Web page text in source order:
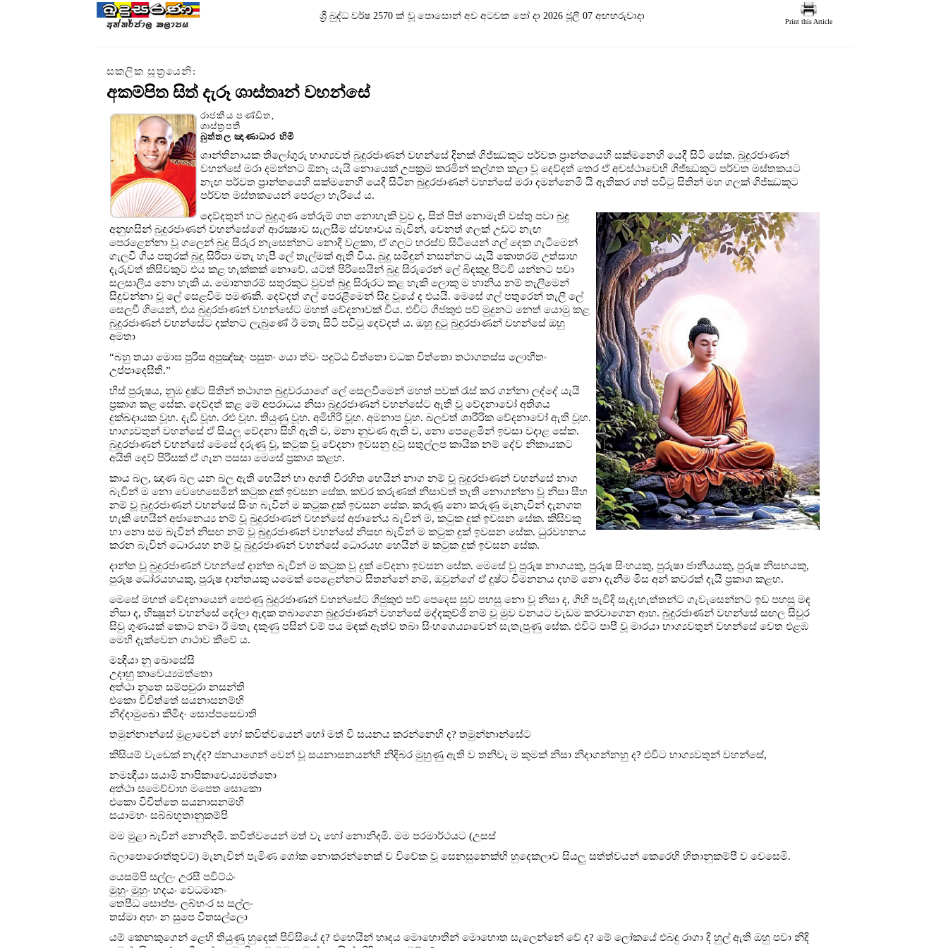
ශ්‍රී බුද්ධ වර්ෂ 2570 ක් වූ පොසොන් අව අටවක පෝ දා 2026 ජූලි 07 අඟහරුවාදා
Print this Article
සකලික සූත්‍රයෙනි:
අකම්පිත සිත් දැරූ ශාස්තෘන් වහන්සේ
රාජකීය පණ්ඩිත,
ශාස්ත්‍රපති
බුත්තල ඤාණාධාර හිමි
ශාන්තිනායක තිලෝගුරු භාග්‍යවත් බුදුරජාණන් වහන්සේ දිනක් ගිජ්ඣකූට පර්වත ප්‍රාන්තයෙහි සක්මනෙහි යෙදී සිටි සේක. බුදුරජාණන්
වහන්සේ මරා දමන්නට ඕනෑ යැයි නොයෙක් උපක්‍රම කරමින් කල්ගත කළා වූ දෙව්දත් තෙර ඒ අවස්ථාවෙහි ගිජ්ඣකූට පර්වත මස්තකයට
නැඟ පර්වත ප්‍රාන්තයෙහි සක්මනෙහි යෙදී සිටින බුදුරජාණන් වහන්සේ මරා දමන්නෙමි යි ඇතිකර ගත් පවිටු සිතින් මහ ගලක් ගිජ්ඣකූට
පර්වත මස්තකයෙන් පෙරළා හැරියේ ය.
දෙව්දතුන් හට බුදුගුණ තේරුම් ගත නොහැකි වුව ද, සිත් පිත් නොමැති වස්තු පවා බුදු
අනුහසින් බුදුරජාණන් වහන්සේගේ ආරක්‍ෂාව සැලසීම ස්වභාවය බැවින්, වෙනත් ගලක් උඩට නැඟ
පෙරළෙන්නා වූ ගලෙන් බුදු සිරුර නැසෙන්නට නොදී වළකා, ඒ ගලට හරස්ව සිටියෙන් ගල් දෙක ගැටීමෙන්
ගැලවී ගිය පතුරක් බුදු සිරිපා මතැ හැපී ලේ තැල්මක් ඇති විය. බුදු සමිඳුන් නසන්නට යැයි කොතරම් උත්සාහ
දැරුවත් කිසිවකුට එය කළ හැක්කක් නොවේ. යටත් පිරිසෙයින් බුදු සිරුරෙන් ලේ බිඳකුදු පිටවී යන්නට පවා
සලසාලිය නො හැකි ය. මොනතරම් සතුරකුට වුවත් බුදු සිරුරට කළ හැකි ලොකු ම හානිය නම් තැලීමෙන්
සිදුවන්නා වූ ලේ සෙළවීම පමණකි. දෙව්දත් ගල් පෙරළීමෙන් සිදු වූයේ ද එයයි. මෙසේ ගල් පතුරෙන් තැලී ලේ
සෙලවී ගියෙන්, එය බුදුරජාණන් වහන්සේට මහත් වේදනාවක් විය. එවිට ගිජකුළු පව් මුදුනට නෙත් යොමු කළ
බුදුරජාණන් වහන්සේට දක්නට ලැබුණේ ඊ මතැ සිටි පවිටු දෙව්දත් ය. ඔහු දුටු බුදුරජාණන් වහන්සේ ඔහු
අමතා
“බහු තයා මොඝ පුරිස අපුඤ්ඤං පසුතං යො ත්‍වං පදුට්ඨ චිත්තො වධක චිත්තො තථාගතස්ස ලොහීතං
උප්පාදෙසීති.”
හිස් පුරුෂය, නුඹ දුෂ්ට සිතින් තථාගත බුදුවරයාගේ ලේ සෙලවීමෙන් මහත් පවක් රැස් කර ගන්නා ලද්දේ යැයි
ප්‍රකාශ කළ සේක. දෙව්දත් කළ මේ අපරාධය නිසා බුදුරජාණන් වහන්සේට ඇති වූ වේදනාවෝ අතිශය
දුක්ඛදායක වූහ. දැඩි වූහ. රළු වූහ. තියුණු වූහ. අමිහිරි වූහ. අමනාප වූහ. බලවත් ශාරීරික වේදනාවෝ ඇති වූහ.
භාග්‍යවතුන් වහන්සේ ඒ සියලු වේදනා සිහි ඇති ව, මනා නුවණ ඇති ව, නො පෙළෙමින් ඉවසා වදාළ සේක.
බුදුරජාණන් වහන්සේ මෙසේ දරුණු වූ, කටුක වූ වේදනා ඉවසනු දුටු සතුල්ලප කායික නම් දේව නිකායකට
අයිති දෙව් පිරිසක් ඒ ගැන පසසා මෙසේ ප්‍රකාශ කළහ.
කාය බල, ඤාණ බල යන බල ඇති හෙයින් හා අගති විරහිත හෙයින් නාග නම් වූ බුදුරජාණන් වහන්සේ නාග
බැවින් ම නො වෙහෙසෙමින් කටුක දුක් ඉවසන සේක. කවර කරුණක් නිසාවත් තැති නොගන්නා වූ නිසා සීහ
නම් වූ බුදුරජාණන් වහන්සේ සිංහ බැවින් ම කටුක දුක් ඉවසන සේක. කරුණු නො කරුණු මැනැවින් දැනගත
හැකි හෙයින් අජානෙය්‍ය නම් වූ බුදුරජාණන් වහන්සේ අජානේය බැවින් ම, කටුක දුක් ඉවසන සේක. කිසිවකු
හා නො සම බැවින් නිසඟ නම් වූ බුදුරජාණන් වහන්සේ නිසඟ බැවින් ම කටුක දුක් ඉවසන සේක. ධුරවහනය
කරන බැවින් ධොරයහ නම් වූ බුදුරජාණන් වහන්සේ ධොරයහ හෙයින් ම කටුක දුක් ඉවසන සේක.
දාන්ත වූ බුදුරජාණන් වහන්සේ දාන්ත බැවින් ම කටුක වූ දුක් වේදනා ඉවසන සේක. මෙසේ වූ පුරුෂ නාගයකු, පුරුෂ සිංහයකු, පුරුෂා ජානීයයකු, පුරුෂ නිසභයකු,
පුරුෂ ධෝරයහයකු, පුරුෂ දාන්තයකු යමෙක් පෙළෙන්නට සිතන්නේ නම්, ඔවුන්ගේ ඒ දුෂ්ට විමනනය දහම් නො දැනීම මිස අන් කවරක් දැයි ප්‍රකාශ කළහ.
මෙසේ මහත් වේදනායෙන් පෙළුණු බුදුරජාණන් වහන්සේට ගිජුකුළු පව් පෙදෙස සුව පහසු නො වූ නිසා ද, ගිහි පැවිදි සැදැහැත්තන්ට ගැවැසෙන්නට ඉඩ පහසු මඳ
නිසා ද, භික්‍ෂූන් වහන්සේ දෝලා ඇඳක තබාගෙන බුදුරජාණන් වහන්සේ මද්දකුච්ඡි නම් වූ මුව වනයට වැඩම කරවාගෙන ආහ. බුදුරජාණන් වහන්සේ සඟල සිවුර
සිවු ගුණයක් කොට නමා ඊ මතැ දකුණු පසින් වම් පය මඳක් ඈත්ව තබා සිංහශෙය්‍යාවෙන් සැතැපුණු සේක. එවිට පාපී වූ මාරයා භාග්‍යවතුන් වහන්සේ වෙත එළඹ
මෙහි දැක්වෙන ගාථාව කීවේ ය.
මන්‍දියා නු ඛොසේසි
උදාහු කාවෙය්‍යමත්තො
අත්‍ථා නුතෙ සම්පචුරා නසන්ති
එකො විචිත්තේ සයනාසනම්හි
නිද්දාමුඛො කිමිදං සොප්පසෙචාති
තමුන්නාන්සේ මුළාවෙන් හෝ කවිත්‍වයෙන් හෝ මත් වී සයනය කරන්නෙහි ද? තමුන්නාන්සේට
කිසියම් වැඩෙක් නැද්ද? ජනයාගෙන් වෙන් වූ සයනාසනයන්හි නිදිබර මුහුණු ඇති ව තනිවැ ම කුමක් නිසා නිදාගන්නහු ද? එවිට භාග්‍යවතුන් වහන්සේ,
නමන්‍දියා සයාමි නාපිකාචෙය්‍යමත්තො
අත්‍ථා සමෙච්චාහ මපෙත සොකො
එකො විචිත්තෙ සයනාසනම්හි
සයාමහං සබ්බභූතානුකම්පි
මම මුළා බැවින් නොනිදමි. කවිත්‍වයෙන් මත් වැ හෝ නොනිදමි. මම පරමාර්ථයට (උසස්
බලාපොරොත්තුවට) මැනැවින් පැමිණ ශෝක නොකරන්නෙක් ව විවේක වූ සෙනසුනෙක්හි හුදෙකලාව සියලු සත්ත්වයන් කෙරෙහි හිතානුකම්පී ව වෙසෙමි.
යෙසම්පි සල්ලං උරසී පවිට්ඨං
මුහුං මුහුං හදයං වෙධමානං
තෙපීධ සොප්පං ලබ්භංර ස සල්ලං
තස්මා අහං න සුපෙ වීතසල්ලො
යම් කෙනකුගෙන් ළෙහි තියුණු හුදෙක් පිවිසියේ ද? එහෙයින් හෘදය මොහොතින් මොහොත සැලෙන්නේ වේ ද? මේ ලෝකයේ එබඳු රාගා දි හුල් ඇති ඔහු පවා නිදි